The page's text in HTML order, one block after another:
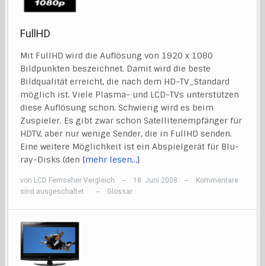
FullHD
Mit FullHD wird die Auflösung von 1920 x 1080
Bildpunkten beszeichnet. Damit wird die beste
Bildqualität erreicht, die nach dem HD-TV_Standard
möglich ist. Viele Plasma- und LCD-TVs unterstützen
diese Auflösung schon. Schwierig wird es beim
Zuspieler. Es gibt zwar schon Satellitenempfänger für
HDTV, aber nur wenige Sender, die in FullHD senden.
Eine weitere Möglichkeit ist ein Abspielgerät für Blu-
ray-Disks (den [mehr lesen…]
von LCD Fernseher Vergleich — 18. Juni 2008 —
Kommentare
sind ausgeschaltet
— Glossar